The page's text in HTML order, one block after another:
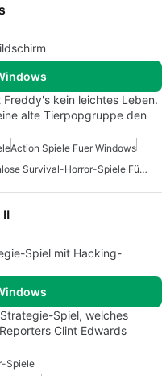
kein leichtes Leben.
alte Tierpopgruppe den
Action Spiele Fuer Windows
Kostenlose Survival-Horror-Spiele Für Windows
Spiel mit Hacking-
Spiel, welches
Clint Edwards
Spiele